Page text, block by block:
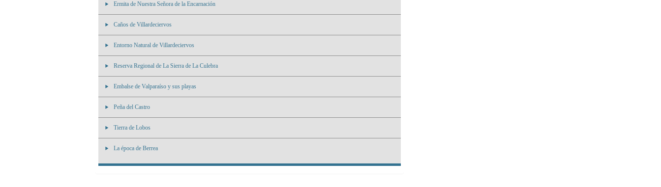
Ermita de Nuestra Señora de la Encarnación
Caños de Villardeciervos
Entorno Natural de Villardeciervos
Reserva Regional de La Sierra de La Culebra
Embalse de Valparaíso y sus playas
Peña del Castro
Tierra de Lobos
La época de Berrea